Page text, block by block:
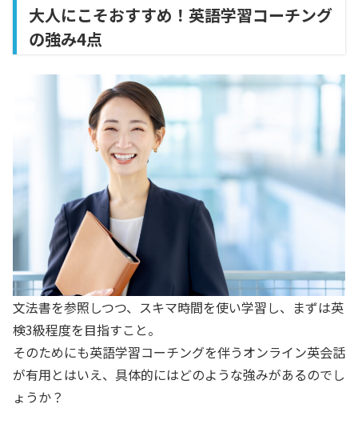
大人にこそおすすめ！英語学習コーチング
の強み4点
文法書を参照しつつ、スキマ時間を使い学習し、まずは英
検3級程度を目指すこと。
そのためにも英語学習コーチングを伴うオンライン英会話
が有用とはいえ、具体的にはどのような強みがあるのでし
ょうか？